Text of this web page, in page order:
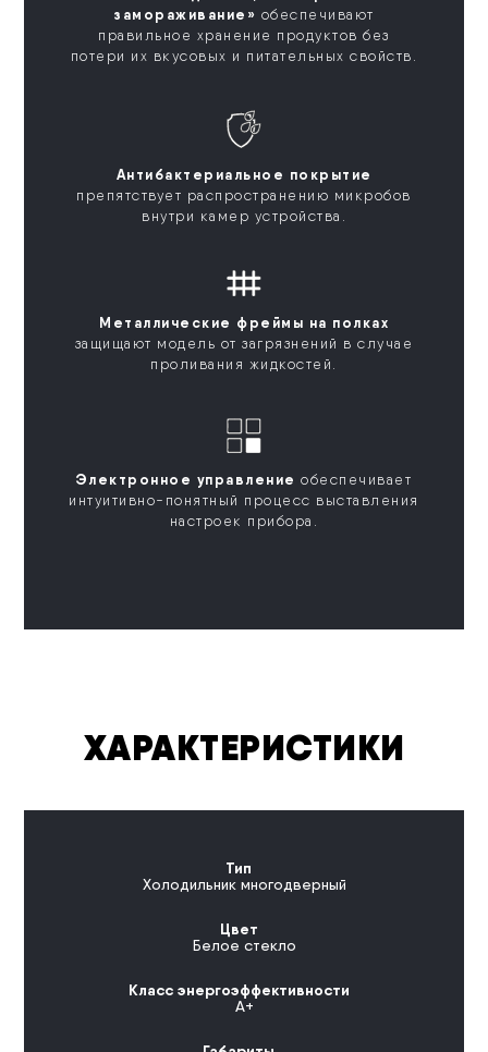
замораживание» обеспечивают
правильное хранение продуктов без
потери их вкусовых и питательных свойств.
Антибактериальное покрытие
препятствует распространению микробов
внутри камер устройства.
Металлические фреймы на полках
защищают модель от загрязнений в случае
проливания жидкостей.
Электронное управление обеспечивает
интуитивно-понятный процесс выставления
настроек прибора.
ХАРАКТЕРИСТИКИ
Тип
Холодильник многодверный
Цвет
Белое стекло
Класс энергоэффективности
А+